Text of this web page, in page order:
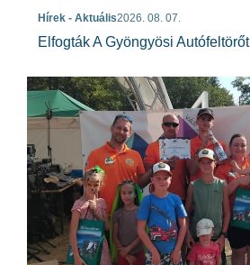
Hírek - Aktuális2026. 08. 07.
Elfogták A Gyöngyösi Autófeltörőt